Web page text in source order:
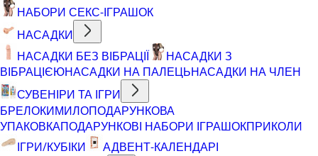
НАБОРИ СЕКС-ІГРАШОК
НАСАДКИ
НАСАДКИ БЕЗ ВІБРАЦІЇ
НАСАДКИ З
ВІБРАЦІЄЮНАСАДКИ НА ПАЛЕЦЬНАСАДКИ НА ЧЛЕН
СУВЕНІРИ ТА ІГРИ
БРЕЛОКИМИЛОПОДАРУНКОВА
УПАКОВКАПОДАРУНКОВІ НАБОРИ ІГРАШОКПРИКОЛИ
ІГРИ/КУБІКИ
АДВЕНТ-КАЛЕНДАРІ